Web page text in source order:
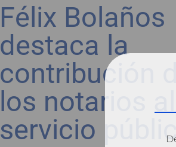
Félix Bolaños
destaca la
contribución
los notarios al
servicio